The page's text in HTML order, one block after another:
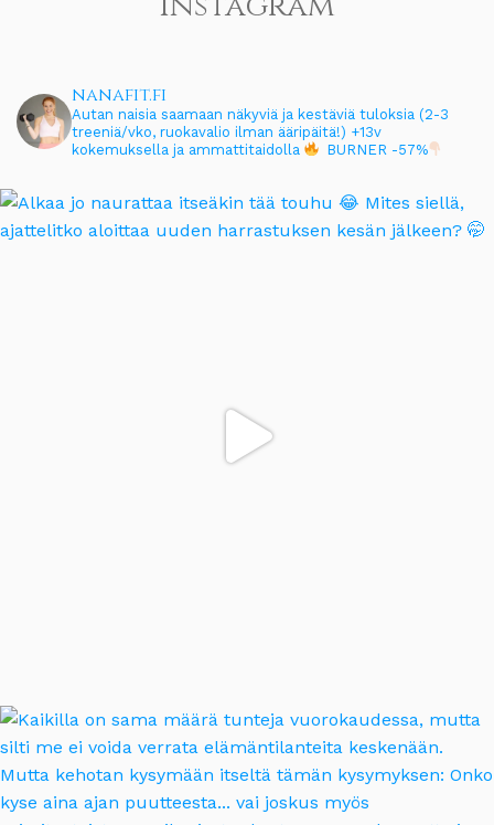
nanafit.fi
Autan naisia saamaan näkyviä ja kestäviä tuloksia (2-3
treeniä/vko, ruokavalio ilman ääripäitä!) +13v
kokemuksella ja ammattitaidolla
BURNER -57%